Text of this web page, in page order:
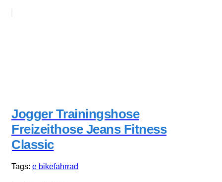
Jogger Trainingshose
Freizeithose Jeans Fitness
Classic
Tags: e bikefahrrad